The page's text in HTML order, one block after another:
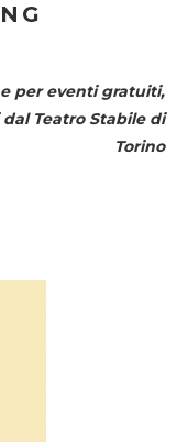
per eventi gratuiti,
dal Teatro Stabile di
Torino